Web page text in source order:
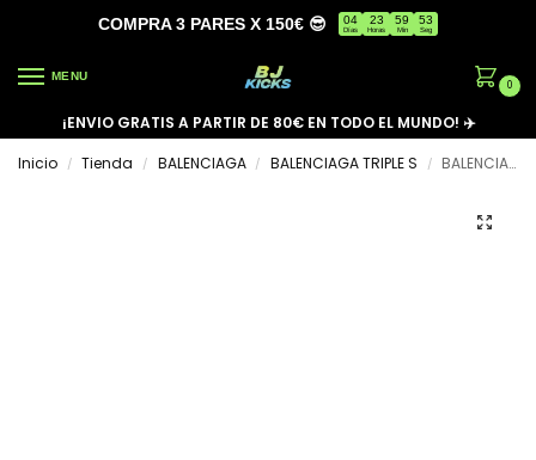
COMPRA 3 PARES X 150€ 😎 04
Días
23
Horas
59
Min
52
Seg
MENU
0
¡ENVIO GRATIS A PARTIR DE 80€ EN TODO EL MUNDO! ✈️
Inicio
/ Tienda / BALENCIAGA / BALENCIAGA TRIPLE S / BALENCIAGA TRIPLE S